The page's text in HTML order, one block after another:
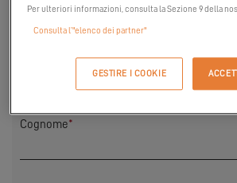
Cognome*
Per ulteriori informazioni, consulta la Sezione 9 della
Consulta l’"elenco dei partner"
GESTIRE I COOKIE